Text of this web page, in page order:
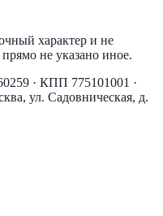
характер и не
не указано иное.
· КПП 775101001 ·
ул. Садовническая, д.